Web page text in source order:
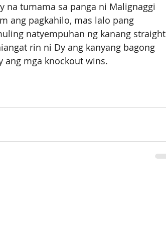
tumama sa panga ni Malignaggi
ang pagkahilo, mas lalo pang
natyempuhan ng kanang straight
rin ni Dy ang kanyang bagong
ang mga knockout wins.